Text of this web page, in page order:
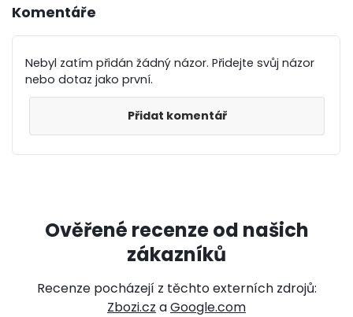
Komentáře
Nebyl zatím přidán žádný názor. Přidejte svůj názor
nebo dotaz jako první.
Přidat komentář
Ověřené recenze od našich
zákazníků
Recenze pocházejí z těchto externích zdrojů:
Zbozi.cz aGoogle.com